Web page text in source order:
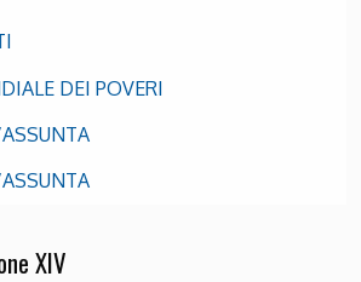
DEI POVERI
XIV